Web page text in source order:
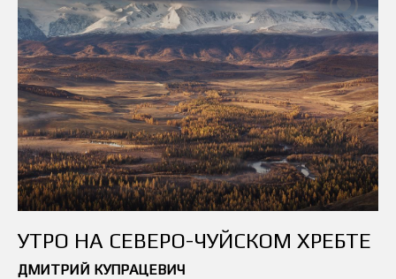
УТРО НА СЕВЕРО-ЧУЙСКОМ ХРЕБТЕ
ДМИТРИЙ КУПРАЦЕВИЧ